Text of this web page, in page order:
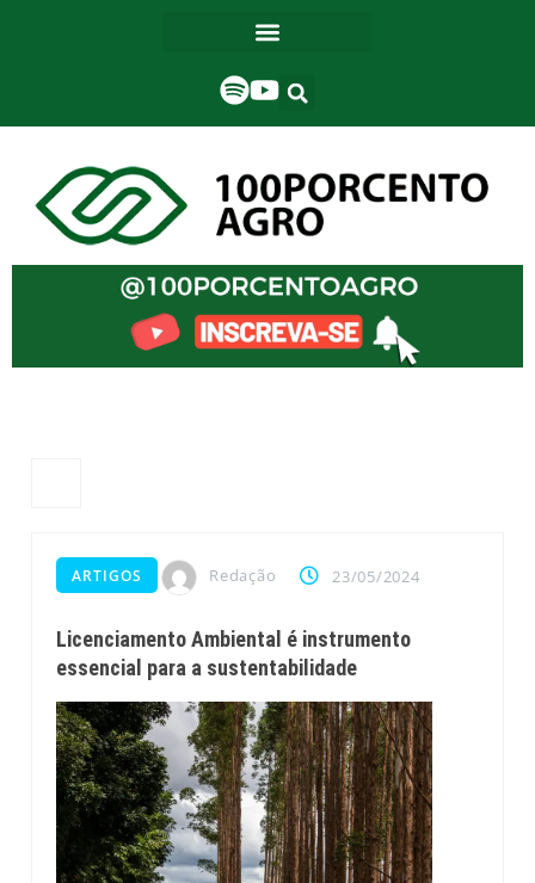
ARTIGOS Redação 23/05/2024
Licenciamento Ambiental é instrumento
essencial para a sustentabilidade